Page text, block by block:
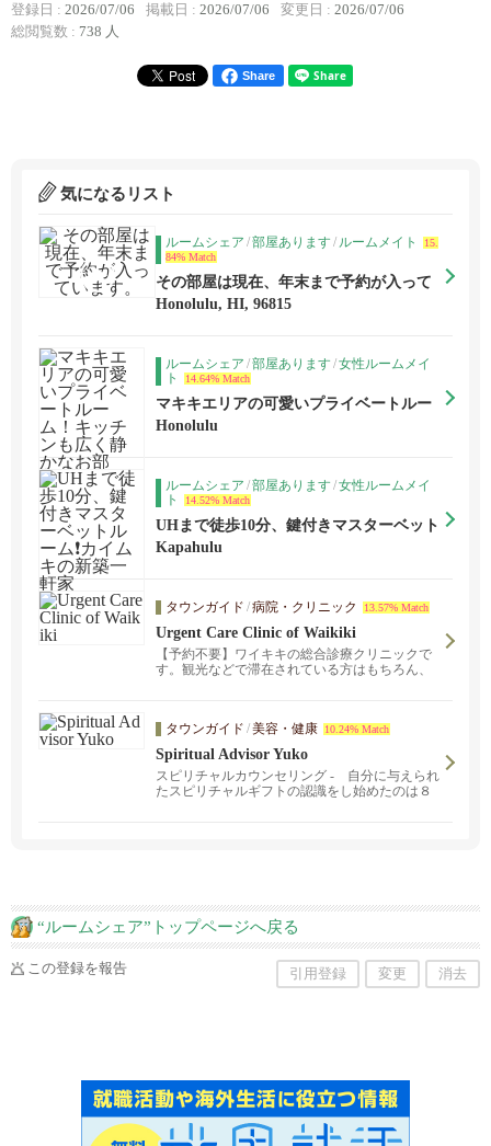
登録日 : 2026/07/06 掲載日 : 2026/07/06 変更日 : 2026/07/06
総閲覧数 : 738 人
Share
気になるリスト
ルームシェア /部屋あります/ ルームメイト
15.
84% Match
その部屋は現在、年末まで予約が入って
います。
Honolulu, HI, 96815
ルームシェア /部屋あります/女性ルームメイ
ト
14.64% Match
マキキエリアの可愛いプライベートルー
ム！キッチンも広く静かなお部屋！アラ
Honolulu
ルームシェア /部屋あります/女性ルームメイ
ト
14.52% Match
UHまで徒歩10分、鍵付きマスターベット
ルーム❗️カイムキの新築一軒家
Kapahulu
タウンガイド /病院・クリニック 13.57% Match
Urgent Care Clinic of Waikiki
【予約不要】ワイキキの総合診療クリニックで
す。観光などで滞在されている方はもちろん、
タウンガイド /美容・健康 10.24% Match
Spiritual Advisor Yuko
スピリチャルカウンセリング - 自分に与えられ
たスピリチャルギフトの認識をし始めたのは８
“ルームシェア”トップページへ戻る
この登録を報告 引用登録 変更 消去